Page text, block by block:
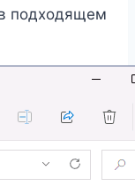
подходящем